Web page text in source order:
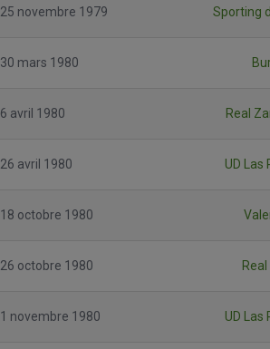
25 novembre 1979 Sporting
30 mars 1980
6 avril 1980 Real
26 avril 1980 UD Las
18 octobre 1980
26 octobre 1980
1 novembre 1980 UD Las